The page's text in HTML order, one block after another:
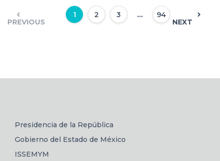
PREVIOUS
1 2 3 ...
94
NEXT
Presidencia de la República
Gobierno del Estado de México
ISSEMYM